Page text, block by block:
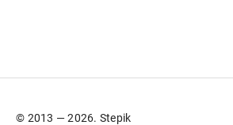
© 2013 — 2026. Stepik